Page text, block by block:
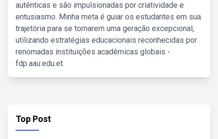
autênticas e são impulsionadas por criatividade e
entusiasmo. Minha meta é guiar os estudantes em sua
trajetória para se tornarem uma geração excepcional,
utilizando estratégias educacionais reconhecidas por
renomadas instituições acadêmicas globais -
fdp.aau.edu.et.
Top Post